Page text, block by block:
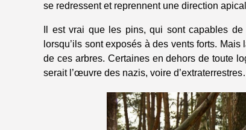
se redressent et reprennent une direction
Il est vrai que les pins, qui sont capables
lorsqu’ils sont exposés à des vents forts.
de ces arbres. Certaines en dehors de toute
serait l’œuvre des nazis, voire